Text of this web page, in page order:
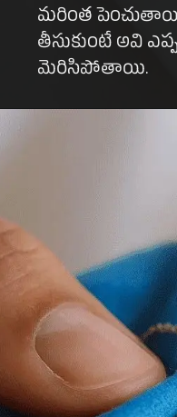
మరింత పెంచుతాయి.
తీసుకుంటే అవి